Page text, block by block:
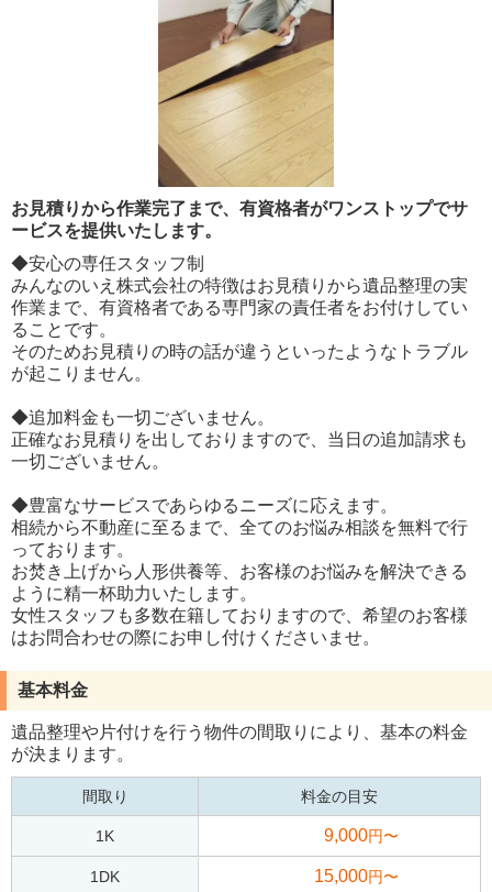
お見積りから作業完了まで、有資格者がワンストップでサ
ービスを提供いたします。
◆安心の専任スタッフ制
みんなのいえ株式会社の特徴はお見積りから遺品整理の実
作業まで、有資格者である専門家の責任者をお付けしてい
ることです。
そのためお見積りの時の話が違うといったようなトラブル
が起こりません。
◆追加料金も一切ございません。
正確なお見積りを出しておりますので、当日の追加請求も
一切ございません。
◆豊富なサービスであらゆるニーズに応えます。
相続から不動産に至るまで、全てのお悩み相談を無料で行
っております。
お焚き上げから人形供養等、お客様のお悩みを解決できる
ように精一杯助力いたします。
女性スタッフも多数在籍しておりますので、希望のお客様
はお問合わせの際にお申し付けくださいませ。
基本料金
遺品整理や片付けを行う物件の間取りにより、基本の料金
が決まります。
間取り 料金の目安
1K 9,000円〜
1DK 15,000円〜